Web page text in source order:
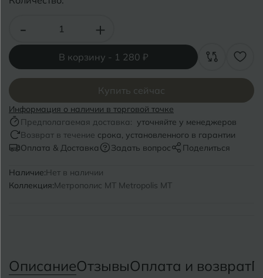
- +
В корзину - 1 280 ₽
Купить сейчас
Информация о наличии в торговой точке
Предполагаемая доставка: уточняйте у менеджеров
Возврат в течение срока, установленного в гарантии
Оплата & Доставка
Задать вопрос Поделиться
Наличие:Нет в наличии
Коллекция:Метрополис MT Metropolis MT
ОписаниеОтзывыОплата и возврат
Волгоград
Волгодонск
Вологда
Воронеж
Воткинск
Г Геленджик
Екатеринбург
Сочи
Сыктывкар
Т
Тимашевск